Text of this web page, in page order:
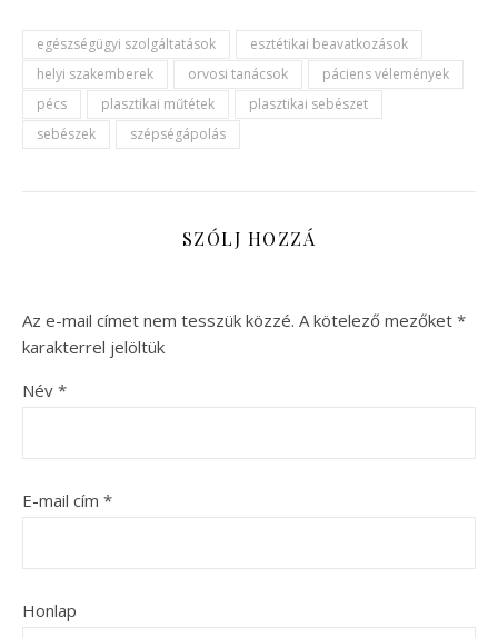
egészségügyi szolgáltatások
esztétikai beavatkozások
helyi szakemberek
orvosi tanácsok
páciens vélemények
pécs
plasztikai műtétek
plasztikai sebészet
sebészek
szépségápolás
SZÓLJ HOZZÁ
Az e-mail címet nem tesszük közzé. A kötelező mezőket *
karakterrel jelöltük
Név *
E-mail cím *
Honlap